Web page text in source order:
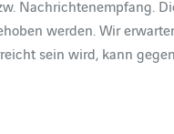
Nachrichtenempfang.
werden. Wir
sein wird, kann